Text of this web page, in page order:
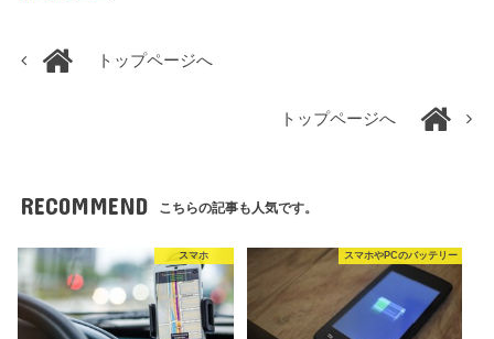
トップページへ
トップページへ
RECOMMEND こちらの記事も人気です。
スマホ スマホやPCのバッテリー